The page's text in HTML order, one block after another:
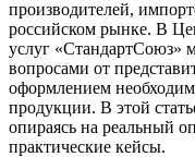
производителей,
российском рынке. В
услуг «СтандартСоюз»
вопросами от
оформлением
продукции. В этой
опираясь на реальный
практические кейсы.